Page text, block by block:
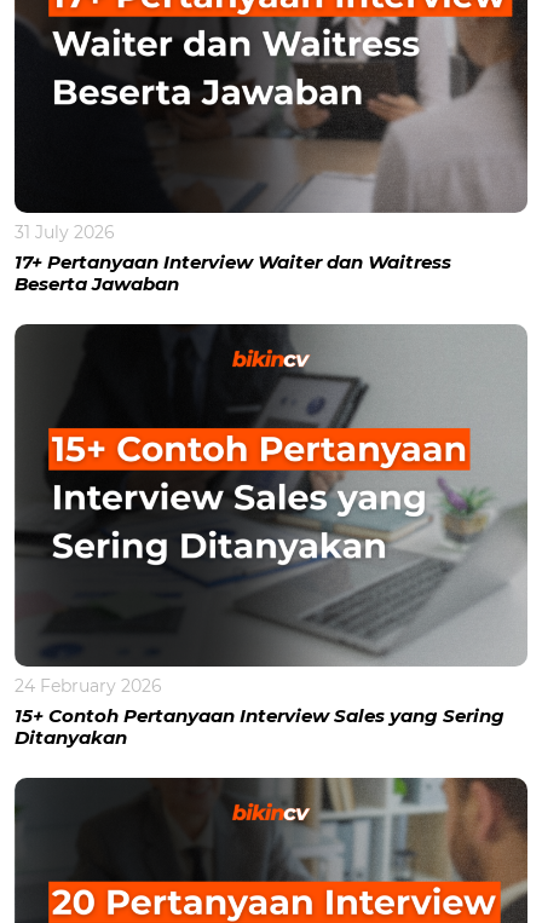
31 July 2026
17+ Pertanyaan Interview Waiter dan Waitress
Beserta Jawaban
24 February 2026
15+ Contoh Pertanyaan Interview Sales yang Sering
Ditanyakan